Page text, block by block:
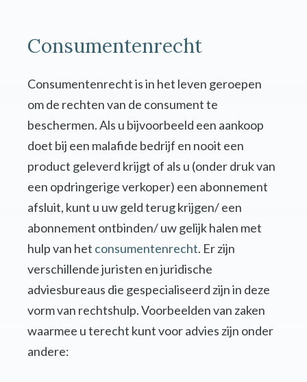
Consumentenrecht
Consumentenrecht is in het leven geroepen
om de rechten van de consument te
beschermen. Als u bijvoorbeeld een aankoop
doet bij een malafide bedrijf en nooit een
product geleverd krijgt of als u (onder druk van
een opdringerige verkoper) een abonnement
afsluit, kunt u uw geld terug krijgen/ een
abonnement ontbinden/ uw gelijk halen met
hulp van het consumentenrecht. Er zijn
verschillende juristen en juridische
adviesbureaus die gespecialiseerd zijn in deze
vorm van rechtshulp. Voorbeelden van zaken
waarmee u terecht kunt voor advies zijn onder
andere: